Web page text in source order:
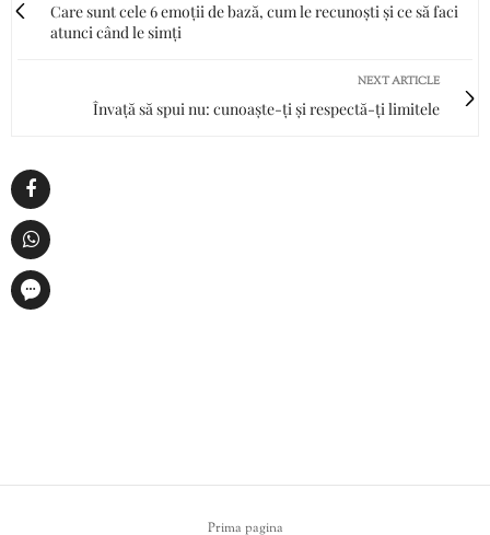
Care sunt cele 6 emoții de bază, cum le recunoști și ce să faci
atunci când le simți
NEXT ARTICLE
Învață să spui nu: cunoaște-ți și respectă-ți limitele
Prima pagina